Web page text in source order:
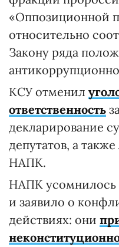
«Оппозиционной
относительно
Закону ряда
КСУ отменил
ответственность
декларирование
депутатов, а
НАПК.
НАПК усомнилось
и заявило о
действиях: они